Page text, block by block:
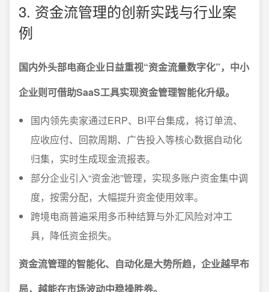
3. 资金流管理的创新实践与行业案
例
国内外头部电商企业日益重视“资金流量数字化”，中小
企业则可借助SaaS工具实现资金管理智能化升级。
国内领先卖家通过ERP、BI平台集成，将订单流、
应收应付、回款周期、广告投入等核心数据自动化
归集，实时生成现金流报表。
部分企业引入“资金池”管理，实现多账户资金集中调
度，按需分配，大幅提升资金使用效率。
跨境电商普遍采用多币种结算与外汇风险对冲工
具，降低资金损失。
资金流管理的智能化、自动化是大势所趋，企业越早布
局，越能在市场波动中稳操胜券。